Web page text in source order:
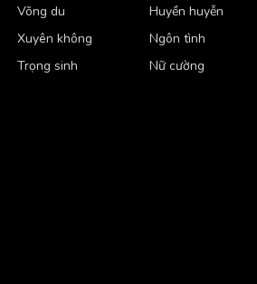
Võng du
Xuyên không
Trọng sinh
Huyền huyễn
Ngôn tình
Nữ cường